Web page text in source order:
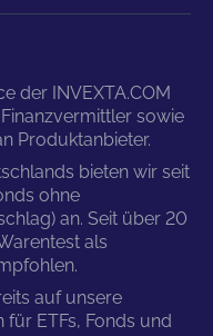
der INVEXTA.COM
sowie
Produktanbieter.
bieten wir seit
ohne
an. Seit über 20
als
auf unsere
ETFs, Fonds und